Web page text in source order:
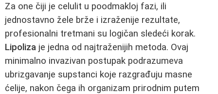
Za one čiji je celulit u poodmakloj fazi, ili
jednostavno žele brže i izraženije rezultate,
profesionalni tretmani su logičan sledeći korak.
Lipoliza je jedna od najtraženijih metoda. Ovaj
minimalno invazivan postupak podrazumeva
ubrizgavanje supstanci koje razgrađuju masne
ćelije, nakon čega ih organizam prirodnim putem